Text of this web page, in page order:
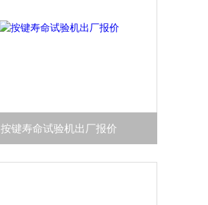
按键寿命试验机出厂报价